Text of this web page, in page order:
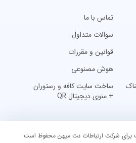
تماس با ما
سوالات متداول
قوانین و مقررات
هوش مصنوعی
ساخت سایت کافه و رستوران
+ منوی دیجیتال QR
شرکت ارتباطات نت میهن محفوظ است